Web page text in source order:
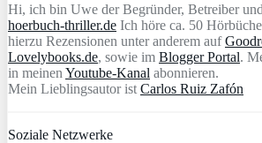
Hi, ich bin Uwe der Begründer, Betreiber
hoerbuch-thriller.de Ich höre ca. 50
hierzu Rezensionen unter anderem auf
Lovelybooks.de, sowie im Blogger Portal.
in meinen Youtube-Kanal abonnieren.
Mein Lieblingsautor ist Carlos Ruiz Zafón
Soziale Netzwerke